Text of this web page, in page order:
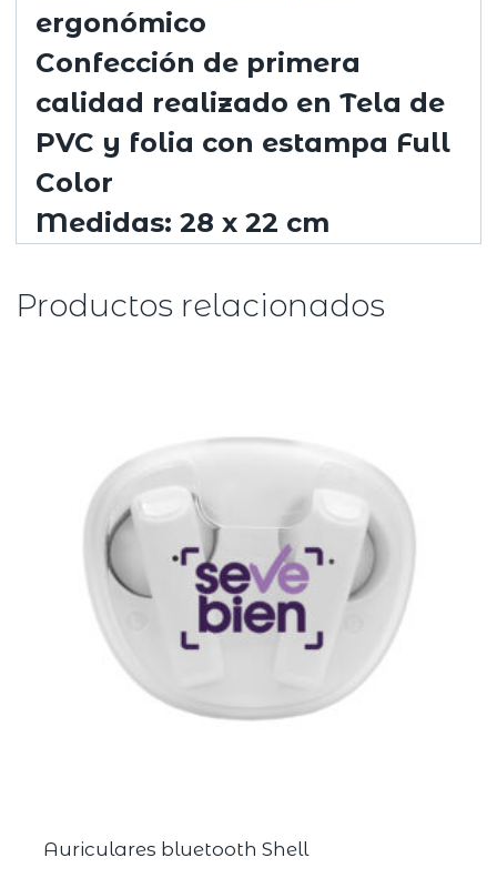
ergonómico
Confección de primera
calidad realizado en Tela de
PVC y folia con estampa Full
Color
Medidas: 28 x 22 cm
Productos relacionados
Auriculares bluetooth Shell